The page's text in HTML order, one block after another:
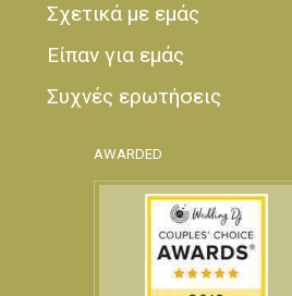
Σχετικά με εμάς
Είπαν για εμάς
Συχνές ερωτήσεις
AWARDED